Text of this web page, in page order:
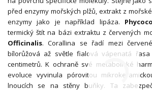
před enzymy mořských plžů, extrakt z
enzymy jako je například lipáza.
termický štít na bázi extraktu z červených
Officinalis. Corallina se řadí mezi
bílorůžová až světle fialová vápenatá
centimetrů. K ochraně své metabolické
evoluce vyvinula pórovitou
lnoucích se na stěny buňky. Ta